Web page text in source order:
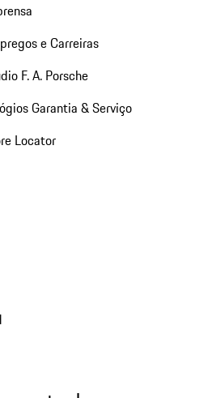
e Carreiras
F. A. Porsche
Garantia & Serviço
Locator